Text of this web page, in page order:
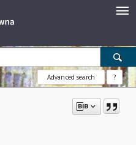
Advanced search ?